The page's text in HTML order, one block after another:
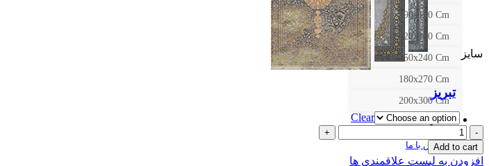
تبریز
گالری
تماس با ما
سایز
90x150 Cm
120x180 Cm
150x240 Cm
180x270 Cm
200x300 Cm
Clear
کد
293
quantity
Add to cart
افزودن به لیست علاقمندی ها